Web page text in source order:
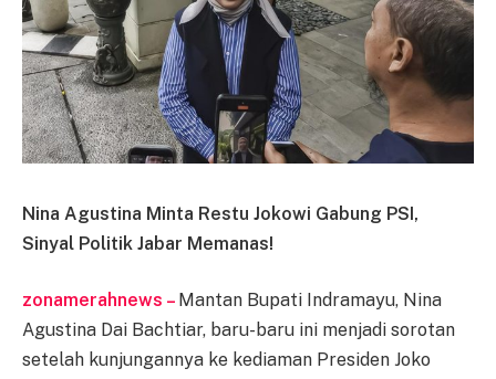
Nina Agustina Minta Restu Jokowi Gabung PSI,
Sinyal Politik Jabar Memanas!
zonamerahnews – Mantan Bupati Indramayu, Nina
Agustina Dai Bachtiar, baru-baru ini menjadi sorotan
setelah kunjungannya ke kediaman Presiden Joko